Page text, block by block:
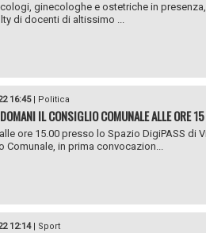
ginecologhe e ostetriche in
di docenti di altissimo ...
16:45| Politica
IL CONSIGLIO COMUNALE ALLE ORE 15
ore 15.00 presso lo Spazio DigiPASS di
Comunale, in prima convocazion...
12:14| Sport